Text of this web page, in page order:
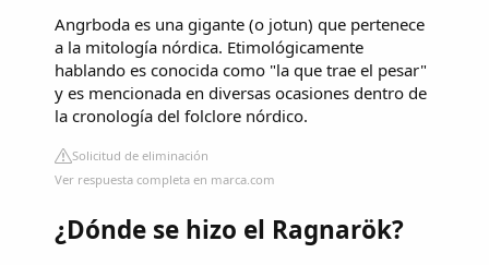
Angrboda es una gigante (o jotun) que pertenece
a la mitología nórdica. Etimológicamente
hablando es conocida como "la que trae el pesar"
y es mencionada en diversas ocasiones dentro de
la cronología del folclore nórdico.
Solicitud de eliminación
Ver respuesta completa en marca.com
¿Dónde se hizo el Ragnarök?